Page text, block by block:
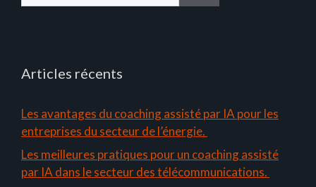
Articles récents
Les avantages du coaching assisté par IA pour les
entreprises du secteur de l’énergie.
Les meilleures pratiques pour un coaching assisté
par IA dans le secteur des télécommunications.